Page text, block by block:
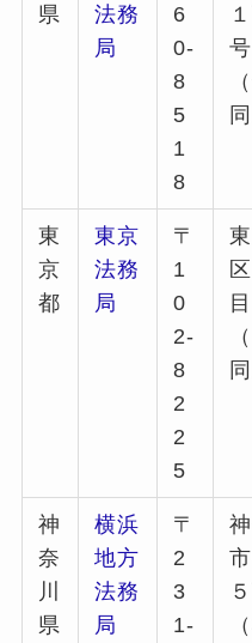
県
法務
局
6
0-
8
5
1
8
号
東
京
都
東京
法務
局
〒
1
0
2-
8
2
2
5
神
奈
川
県
横浜
地方
法務
局
〒
2
3
1-